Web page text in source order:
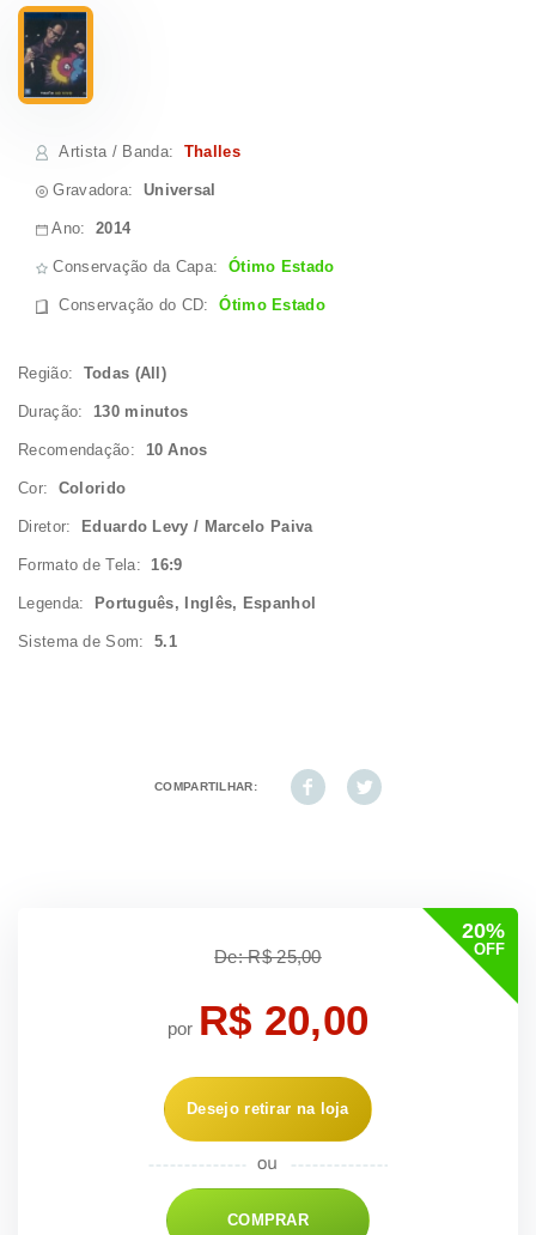
Artista / Banda: Thalles
Gravadora: Universal
Ano:2014
Conservação da Capa: Ótimo Estado
Conservação do CD:Ótimo Estado
Região: Todas (All)
Duração: 130 minutos
Recomendação: 10 Anos
Cor: Colorido
Diretor: Eduardo Levy / Marcelo Paiva
Formato de Tela:16:9
Legenda: Português, Inglês, Espanhol
Sistema de Som:5.1
COMPARTILHAR:
20%
OFF
De: R$ 25,00
por R$ 20,00
Desejo retirar na loja
COMPRAR